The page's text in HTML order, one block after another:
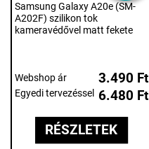
Samsung Galaxy A20e (SM-
A202F) szilikon tok
kameravédővel matt fekete
Webshop ár 3.490 Ft
Egyedi tervezéssel 6.480 Ft
RÉSZLETEK